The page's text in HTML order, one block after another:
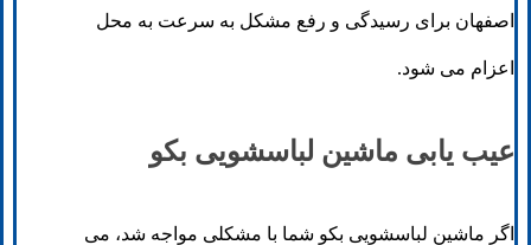
اصفهان برای رسیدگی و رفع مشکل به سرعت به محل
اعزام می شود.
عیب یابی ماشین لباسشویی بکو
اگر ماشین لباسشویی بکو شما با مشکلی مواجه شد، می